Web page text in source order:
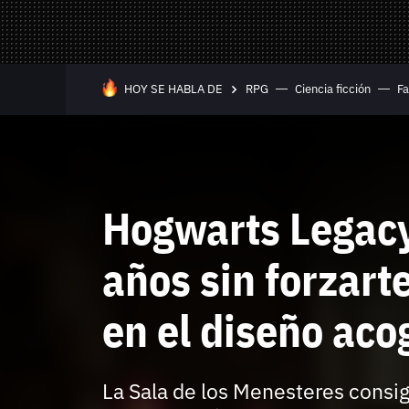
HOY SE HABLA DE RPG Ciencia ficción
Hogwarts
años sin
en el diseño
La Sala de los Menesteres
Selección
Trivia
Juegos Online
Mandos y
Todo hardware
Whatsapp
TwitchTikTokInstagram
Facebook
TwitterYouTube
RSSDiscord